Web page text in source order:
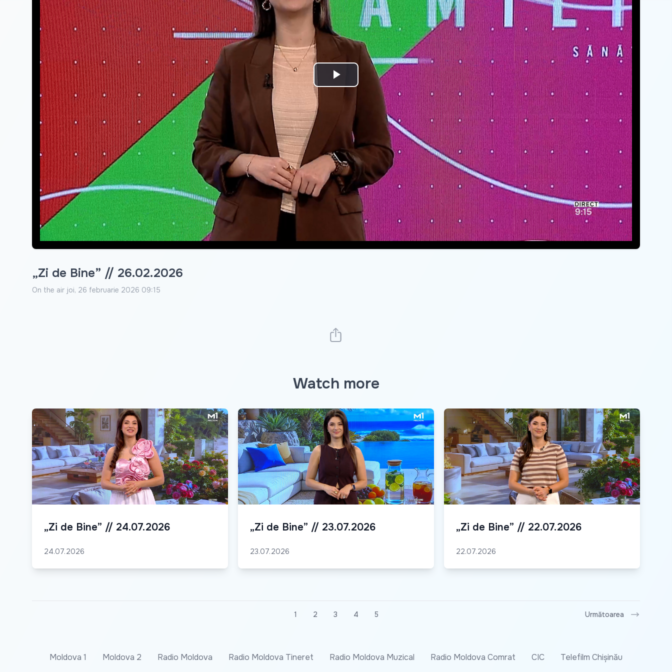
Play
Video
„Zi de Bine” // 26.02.2026
On the air joi, 26 februarie 2026 09:15
Watch more
„Zi de Bine” // 24.07.2026
24.07.2026
„Zi de Bine” // 23.07.2026
23.07.2026
„Zi de Bine” // 22.07.2026
22.07.2026
1 2 3 4 5 Următoarea
Moldova 1 Moldova 2 Radio Moldova Radio Moldova Tineret Radio Moldova Muzical Radio Moldova Comrat CIC Telefilm Chișinău